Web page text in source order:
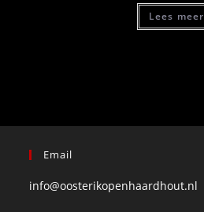
Lees meer
Email
info@oosterikopenhaardhout.nl